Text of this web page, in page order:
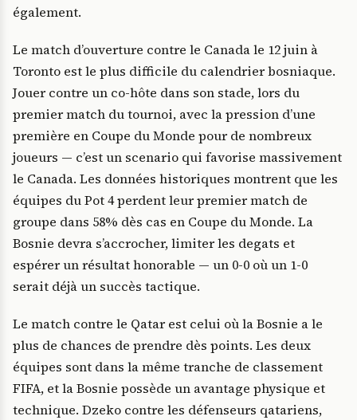
également.
Le match d’ouverture contre le Canada le 12 juin à
Toronto est le plus difficile du calendrier bosniaque.
Jouer contre un co-hôte dans son stade, lors du
premier match du tournoi, avec la pression d’une
première en Coupe du Monde pour de nombreux
joueurs — c’est un scenario qui favorise massivement
le Canada. Les données historiques montrent que les
équipes du Pot 4 perdent leur premier match de
groupe dans 58% dès cas en Coupe du Monde. La
Bosnie devra s’accrocher, limiter les degats et
espérer un résultat honorable — un 0-0 où un 1-0
serait déjà un succès tactique.
Le match contre le Qatar est celui où la Bosnie a le
plus de chances de prendre dès points. Les deux
équipes sont dans la même tranche de classement
FIFA, et la Bosnie possède un avantage physique et
technique. Dzeko contre les défenseurs qatariens,